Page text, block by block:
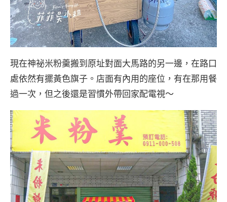
現在神祕米粉羹搬到原址對面大馬路的另一邊，在路口
處依然有擺黃色旗子。店面有內用的座位，有在那用餐
過一次，但之後還是習慣外帶回家配電視～